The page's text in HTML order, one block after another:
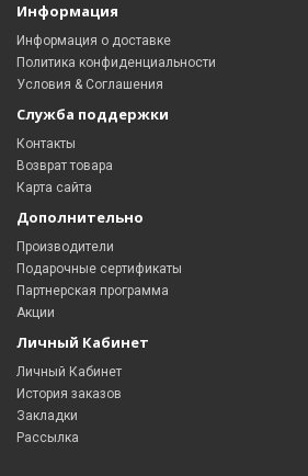
Информация
Информация о доставке
Политика конфиденциальности
Условия & Соглашения
Служба поддержки
Контакты
Возврат товара
Карта сайта
Дополнительно
Производители
Подарочные сертификаты
Партнерская программа
Акции
Личный Кабинет
Личный Кабинет
История заказов
Закладки
Рассылка